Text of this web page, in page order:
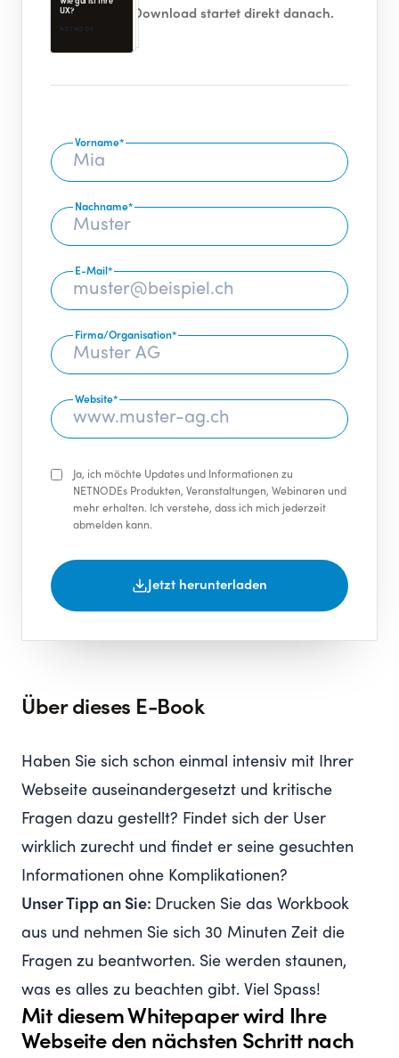
UX?
NETNODE
Download startet direkt danach.
Vorname*
Nachname*
E-Mail *
Firma/Organisation*
Website*
Ja, ich möchte Updates und Informationen zu
NETNODEs Produkten, Veranstaltungen, Webinaren und
mehr erhalten. Ich verstehe, dass ich mich jederzeit
abmelden kann.
Jetzt herunterladen
Über dieses E-Book
Haben Sie sich schon einmal intensiv mit Ihrer
Webseite auseinandergesetzt und kritische
Fragen dazu gestellt? Findet sich der User
wirklich zurecht und findet er seine gesuchten
Informationen ohne Komplikationen?
Unser Tipp an Sie: Drucken Sie das Workbook
aus und nehmen Sie sich 30 Minuten Zeit die
Fragen zu beantworten. Sie werden staunen,
was es alles zu beachten gibt. Viel Spass!
Mit diesem Whitepaper wird Ihre
Webseite den nächsten Schritt nach